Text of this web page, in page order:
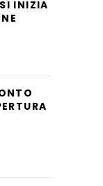
INIZIA